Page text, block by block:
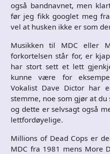
også bandnavnet, men
før jeg fikk googlet meg
vel at husken ikke er som
Musikken til MDC eller
forkortelsen står for, er
har stort sett et lett
kunne være for
Vokalist Dave Dictor har
stemme, noe som gjør at
og dette er selvsagt også
lettfordøyelige.
Millions of Dead Cops er
MDC fra 1981 mens More